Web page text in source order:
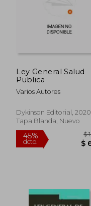
Ley General Salud
Publica
Varios Autores
Dykinson Editorial, 2020,
Tapa Blanda, Nuevo